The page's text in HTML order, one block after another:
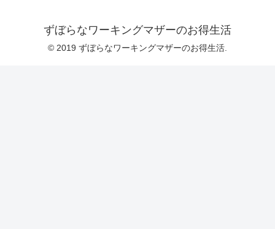
ずぼらなワーキングマザーのお得生活
© 2019 ずぼらなワーキングマザーのお得生活.